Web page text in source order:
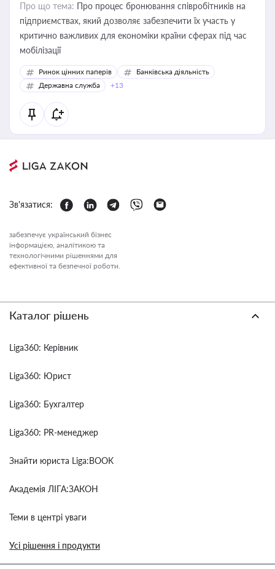
Про що тема: Про процес бронювання співробітників на
підприємствах, який дозволяє забезпечити їх участь у
критично важливих для економіки країни сферах під час
мобілізації
Ринок цінних паперів
Банківська діяльність
Державна служба
+13
Зв'язатися:
забезпечує український бізнес
інформацією, аналітикою та
технологічними рішеннями для
ефективної та безпечної роботи.
Каталог рішень
Liga360: Керівник
Liga360: Юрист
Liga360: Бухгалтер
Liga360: PR-менеджер
Знайти юриста Liga:BOOK
Академія ЛІГА:ЗАКОН
Теми в центрі уваги
Усі рішення і продукти